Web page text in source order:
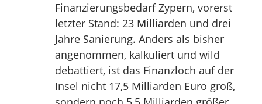
Finanzierungsbedarf Zypern, vorerst
letzter Stand: 23 Milliarden und drei
Jahre Sanierung. Anders als bisher
angenommen, kalkuliert und wild
debattiert, ist das Finanzloch auf der
Insel nicht 17,5 Milliarden Euro groß,